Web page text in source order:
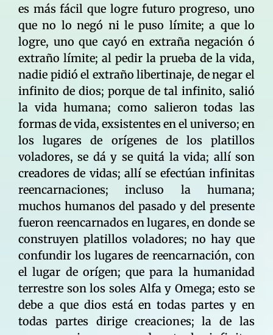
es más fácil que logre futuro progreso, uno
que no lo negó ni le puso límite; a que lo
logre, uno que cayó en extraña negación ó
extraño límite; al pedir la prueba de la vida,
nadie pidió el extraño libertinaje, de negar el
infinito de dios; porque de tal infinito, salió
la vida humana; como salieron todas las
formas de vida, exsistentes en el universo; en
los lugares de orígenes de los platillos
voladores, se dá y se quitá la vida; allí son
creadores de vidas; allí se efectúan infinitas
reencarnaciones; incluso la humana;
muchos humanos del pasado y del presente
fueron reencarnados en lugares, en donde se
construyen platillos voladores; no hay que
confundir los lugares de reencarnación, con
el lugar de orígen; que para la humanidad
terrestre son los soles Alfa y Omega; esto se
debe a que dios está en todas partes y en
todas partes dirige creaciones; la de las